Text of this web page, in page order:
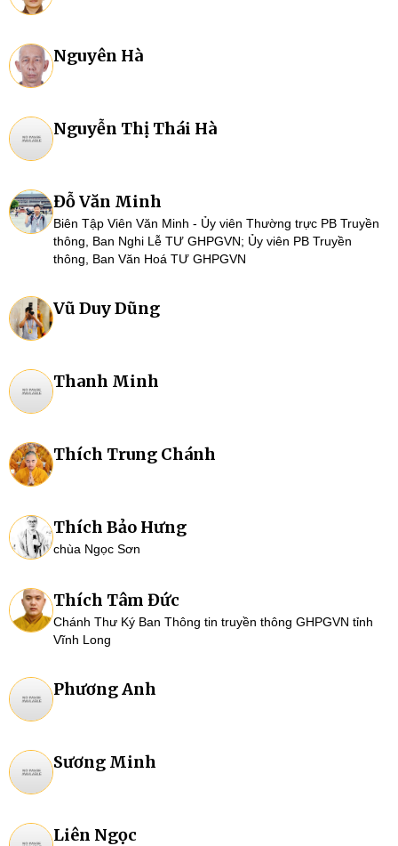
Nguyên Hà
Nguyễn Thị Thái Hà
Đỗ Văn Minh
Biên Tập Viên Văn Minh - Ủy viên Thường trực PB Truyền
thông, Ban Nghi Lễ TƯ GHPGVN; Ủy viên PB Truyền
thông, Ban Văn Hoá TƯ GHPGVN
Vũ Duy Dũng
Thanh Minh
Thích Trung Chánh
Thích Bảo Hưng
chùa Ngọc Sơn
Thích Tâm Đức
Chánh Thư Ký Ban Thông tin truyền thông GHPGVN tỉnh
Vĩnh Long
Phương Anh
Sương Minh
Liên Ngọc